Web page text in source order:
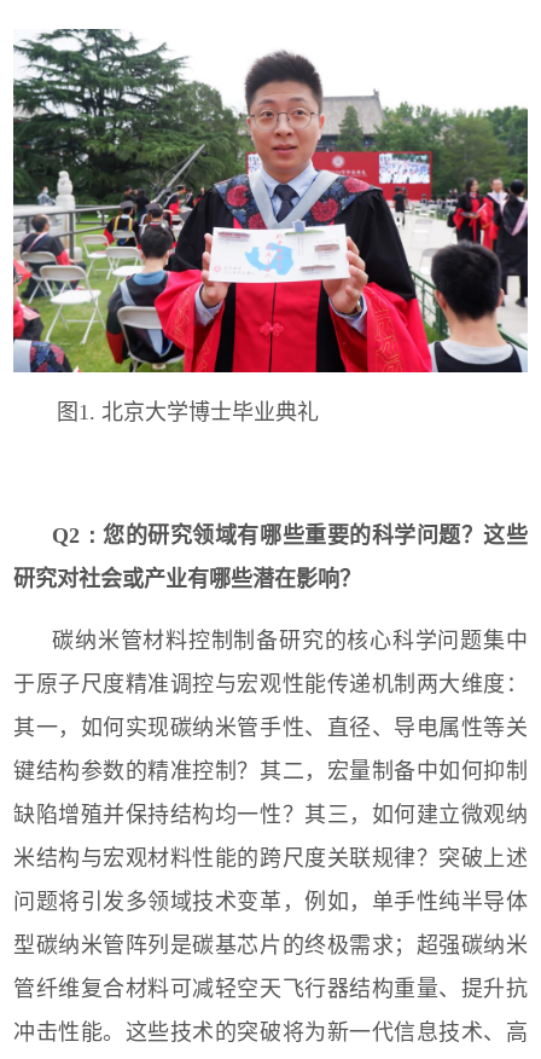
图1. 北京大学博士毕业典礼
Q2：您的研究领域有哪些重要的科学问题？这些
研究对社会或产业有哪些潜在影响？
碳纳米管材料控制制备研究的核心科学问题集中
于原子尺度精准调控与宏观性能传递机制两大维度：
其一，如何实现碳纳米管手性、直径、导电属性等关
键结构参数的精准控制？其二，宏量制备中如何抑制
缺陷增殖并保持结构均一性？其三，如何建立微观纳
米结构与宏观材料性能的跨尺度关联规律？突破上述
问题将引发多领域技术变革，例如，单手性纯半导体
型碳纳米管阵列是碳基芯片的终极需求；超强碳纳米
管纤维复合材料可减轻空天飞行器结构重量、提升抗
冲击性能。这些技术的突破将为新一代信息技术、高